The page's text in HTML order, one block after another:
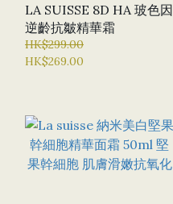
LA SUISSE 8D HA 玻色因
逆齡抗皺精華霜
HK$299.00
HK$269.00